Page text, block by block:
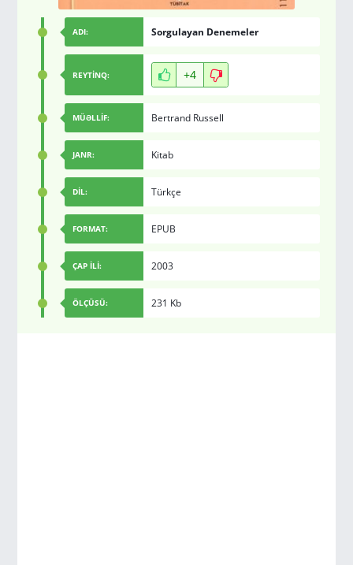
ADI: Sorgulayan Denemeler
REYTİNQ: +4
MÜƏLLİF: Bertrand Russell
JANR: Kitab
DİL: Türkçe
FORMAT: EPUB
ÇAP İLİ: 2003
ÖLÇÜSÜ: 231 Kb